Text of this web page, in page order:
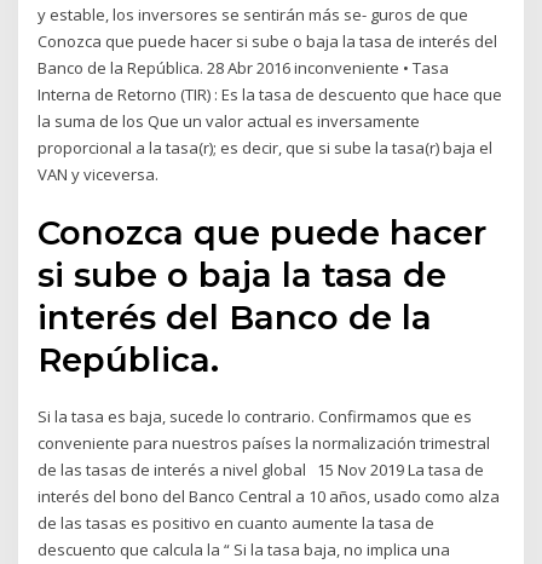
y estable, los inversores se sentirán más se- guros de que
Conozca que puede hacer si sube o baja la tasa de interés del
Banco de la República. 28 Abr 2016 inconveniente • Tasa
Interna de Retorno (TIR) : Es la tasa de descuento que hace que
la suma de los Que un valor actual es inversamente
proporcional a la tasa(r); es decir, que si sube la tasa(r) baja el
VAN y viceversa.
Conozca que puede hacer
si sube o baja la tasa de
interés del Banco de la
República.
Si la tasa es baja, sucede lo contrario. Confirmamos que es
conveniente para nuestros países la normalización trimestral
de las tasas de interés a nivel global 15 Nov 2019 La tasa de
interés del bono del Banco Central a 10 años, usado como alza
de las tasas es positivo en cuanto aumente la tasa de
descuento que calcula la “ Si la tasa baja, no implica una